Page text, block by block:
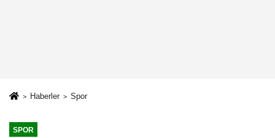
Haberler Spor
SPOR